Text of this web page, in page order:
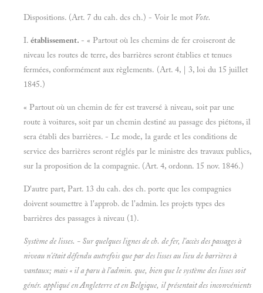
Dispositions. (Art. 7 du cah. dcs ch.) - Voir le mot Vote.
I. établissement. - « Partout où les chemins de fer croiseront de
niveau les routes de terre, des barrières seront établies et tenues
fermées, conformément aux règlements. (Art. 4, | 3, loi du 15 juillet
1845.)
« Partout où un chemin de fer est traversé à niveau, soit par une
route à voitures, soit par un chemin destiné au passage des piétons, il
sera établi des barrières. - Le mode, la garde et les conditions de
service des barrières seront réglés par le ministre des travaux publics,
sur la proposition de la compagnie. (Art. 4, ordonn. 15 nov. 1846.)
D'autre part, Part. 13 du cah. des ch. porte que les compagnies
doivent soumettre à l'approb. de l'admin. les projets types des
barrières des passages à niveau (1).
Système de lisses. - Sur quelques lignes de ch. de fer, l'accès des passages à
niveau n'était défendu autrefois que par des lisses au lieu de barrières à
vantaux; mais « il a paru à l'admin. que, bien que le système des lisses soit
génér. appliqué en Angleterre et en Belgique, il présentait des inconvénients